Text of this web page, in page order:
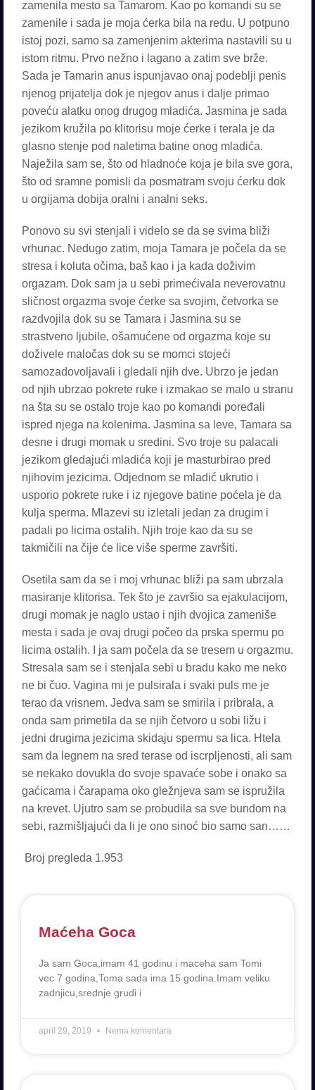
zamenila mesto sa Tamarom. Kao po komandi su se
zamenile i sada je moja ćerka bila na redu. U potpuno
istoj pozi, samo sa zamenjenim akterima nastavili su u
istom ritmu. Prvo nežno i lagano a zatim sve brže.
Sada je Tamarin anus ispunjavao onaj podeblji penis
njenog prijatelja dok je njegov anus i dalje primao
poveću alatku onog drugog mladića. Jasmina je sada
jezikom kružila po klitorisu moje ćerke i terala je da
glasno stenje pod naletima batine onog mladića.
Naježila sam se, što od hladnoće koja je bila sve gora,
što od sramne pomisli da posmatram svoju ćerku dok
u orgijama dobija oralni i analni seks.
Ponovo su svi stenjali i videlo se da se svima bliži
vrhunac. Nedugo zatim, moja Tamara je počela da se
stresa i koluta očima, baš kao i ja kada doživim
orgazam. Dok sam ja u sebi primećivala neverovatnu
sličnost orgazma svoje ćerke sa svojim, četvorka se
razdvojila dok su se Tamara i Jasmina su se
strastveno ljubile, ošamućene od orgazma koje su
doživele maločas dok su se momci stojeći
samozadovoljavali i gledali njih dve. Ubrzo je jedan
od njih ubrzao pokrete ruke i izmakao se malo u stranu
na šta su se ostalo troje kao po komandi poređali
ispred njega na kolenima. Jasmina sa leve, Tamara sa
desne i drugi momak u sredini. Svo troje su palacali
jezikom gledajući mladića koji je masturbirao pred
njihovim jezicima. Odjednom se mladić ukrutio i
usporio pokrete ruke i iz njegove batine poćela je da
kulja sperma. Mlazevi su izletali jedan za drugim i
padali po licima ostalih. Njih troje kao da su se
takmičili na čije će lice više sperme završiti.
Osetila sam da se i moj vrhunac bliži pa sam ubrzala
masiranje klitorisa. Tek što je završio sa ejakulacijom,
drugi momak je naglo ustao i njih dvojica zameniše
mesta i sada je ovaj drugi počeo da prska spermu po
licima ostalih. I ja sam počela da se tresem u orgazmu.
Stresala sam se i stenjala sebi u bradu kako me neko
ne bi čuo. Vagina mi je pulsirala i svaki puls me je
terao da vrisnem. Jedva sam se smirila i pribrala, a
onda sam primetila da se njih četvoro u sobi ližu i
jedni drugima jezicima skidaju spermu sa lica. Htela
sam da legnem na sred terase od iscrpljenosti, ali sam
se nekako dovukla do svoje spavaće sobe i onako sa
gaćicama i čarapama oko gležnjeva sam se ispružila
na krevet. Ujutro sam se probudila sa sve bundom na
sebi, razmišljajući da li je ono sinoć bio samo san……
Broj pregleda 1.953
Maćeha Goca
Ja sam Goca,imam 41 godinu i maceha sam Tomi
vec 7 godina,Toma sada ima 15 godina.Imam veliku
zadnjicu,srednje grudi i
april 29, 2019 Nema komentara